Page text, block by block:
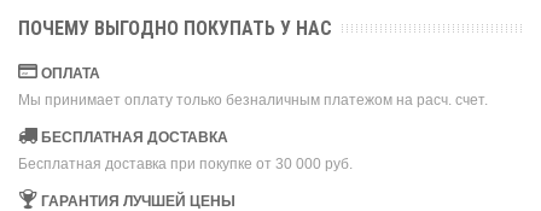
ПОЧЕМУ ВЫГОДНО ПОКУПАТЬ У НАС
ОПЛАТА
Мы принимает оплату только безналичным платежом на расч. счет.
БЕСПЛАТНАЯ ДОСТАВКА
Бесплатная доставка при покупке от 30 000 руб.
ГАРАНТИЯ ЛУЧШЕЙ ЦЕНЫ